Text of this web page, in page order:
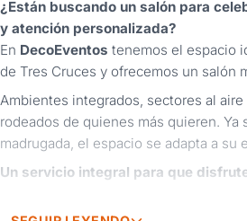
¿Están buscando un salón para
y atención personalizada?
En DecoEventos tenemos el espacio
de Tres Cruces y ofrecemos un salón
Ambientes integrados, sectores al
rodeados de quienes más quieren.
madrugada, el espacio se adapta a su
Un servicio integral para que